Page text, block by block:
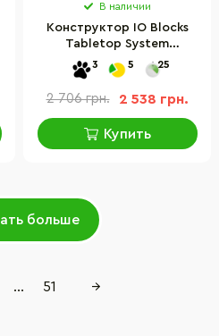
В наличии
Конструктор IO Blocks
Tabletop System
Guidecraft G9640 с
дополненной 3D
реальностью, 118 деталей
3 5 25
2 706 грн. 2 538 грн.
Купить
больше
... 51 →